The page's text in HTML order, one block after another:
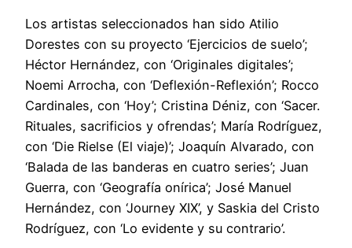
Los artistas seleccionados han sido Atilio
Dorestes con su proyecto ‘Ejercicios de suelo’;
Héctor Hernández, con ‘Originales digitales’;
Noemi Arrocha, con ‘Deflexión-Reflexión’; Rocco
Cardinales, con ‘Hoy’; Cristina Déniz, con ‘Sacer.
Rituales, sacrificios y ofrendas’; María Rodríguez,
con ‘Die Rielse (El viaje)’; Joaquín Alvarado, con
‘Balada de las banderas en cuatro series’; Juan
Guerra, con ‘Geografía onírica’; José Manuel
Hernández, con ‘Journey XIX’, y Saskia del Cristo
Rodríguez, con ‘Lo evidente y su contrario’.